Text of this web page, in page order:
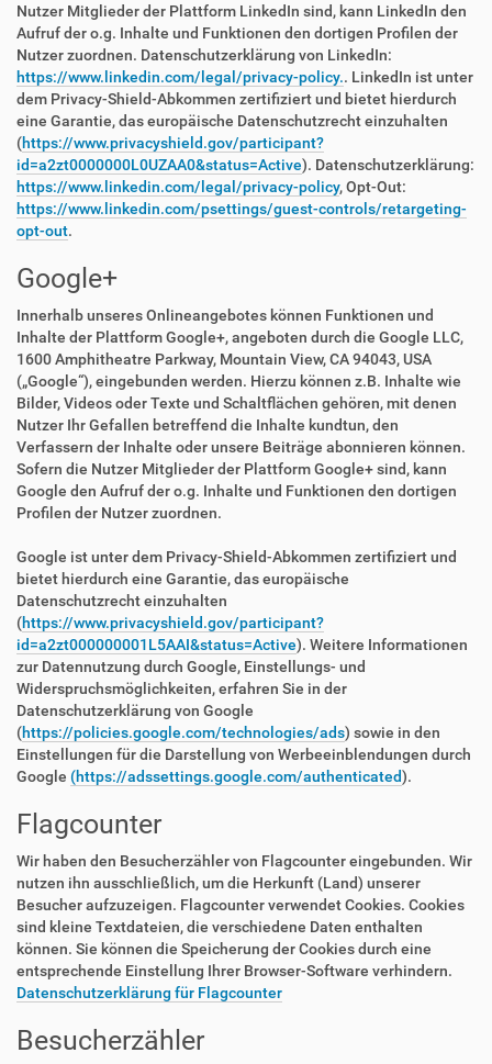
Nutzer Mitglieder der Plattform LinkedIn sind, kann LinkedIn den
Aufruf der o.g. Inhalte und Funktionen den dortigen Profilen der
Nutzer zuordnen. Datenschutzerklärung von LinkedIn:
https://www.linkedin.com/legal/privacy-policy.. LinkedIn ist unter
dem Privacy-Shield-Abkommen zertifiziert und bietet hierdurch
eine Garantie, das europäische Datenschutzrecht einzuhalten
(https://www.privacyshield.gov/participant?
id=a2zt0000000L0UZAA0&status=Active). Datenschutzerklärung:
https://www.linkedin.com/legal/privacy-policy, Opt-Out:
https://www.linkedin.com/psettings/guest-controls/retargeting-
opt-out.
Google+
Innerhalb unseres Onlineangebotes können Funktionen und
Inhalte der Plattform Google+, angeboten durch die Google LLC,
1600 Amphitheatre Parkway, Mountain View, CA 94043, USA
(„Google“), eingebunden werden. Hierzu können z.B. Inhalte wie
Bilder, Videos oder Texte und Schaltflächen gehören, mit denen
Nutzer Ihr Gefallen betreffend die Inhalte kundtun, den
Verfassern der Inhalte oder unsere Beiträge abonnieren können.
Sofern die Nutzer Mitglieder der Plattform Google+ sind, kann
Google den Aufruf der o.g. Inhalte und Funktionen den dortigen
Profilen der Nutzer zuordnen.
Google ist unter dem Privacy-Shield-Abkommen zertifiziert und
bietet hierdurch eine Garantie, das europäische
Datenschutzrecht einzuhalten
(https://www.privacyshield.gov/participant?
id=a2zt000000001L5AAI&status=Active). Weitere Informationen
zur Datennutzung durch Google, Einstellungs- und
Widerspruchsmöglichkeiten, erfahren Sie in der
Datenschutzerklärung von Google
(https://policies.google.com/technologies/ads) sowie in den
Einstellungen für die Darstellung von Werbeeinblendungen durch
Google (https://adssettings.google.com/authenticated).
Flagcounter
Wir haben den Besucherzähler von Flagcounter eingebunden. Wir
nutzen ihn ausschließlich, um die Herkunft (Land) unserer
Besucher aufzuzeigen. Flagcounter verwendet Cookies. Cookies
sind kleine Textdateien, die verschiedene Daten enthalten
können. Sie können die Speicherung der Cookies durch eine
entsprechende Einstellung Ihrer Browser-Software verhindern.
Datenschutzerklärung für Flagcounter
Besucherzähler